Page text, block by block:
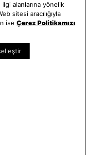
alanlarına yönelik
sitesi aracılığıyla
ise Çerez Politikamızı